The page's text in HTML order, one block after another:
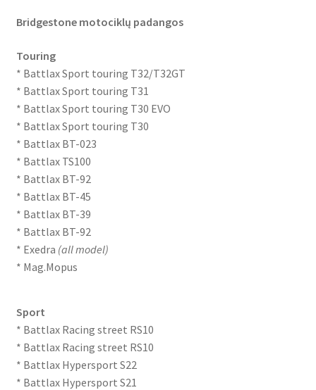
Bridgestone motociklų padangos
Touring
* Battlax Sport touring T32/T32GT
* Battlax Sport touring T31
* Battlax Sport touring T30 EVO
* Battlax Sport touring T30
* Battlax BT-023
* Battlax TS100
* Battlax BT-92
* Battlax BT-45
* Battlax BT-39
* Battlax BT-92
* Exedra (all model)
* Mag.Mopus
Sport
* Battlax Racing street RS10
* Battlax Racing street RS10
* Battlax Hypersport S22
* Battlax Hypersport S21